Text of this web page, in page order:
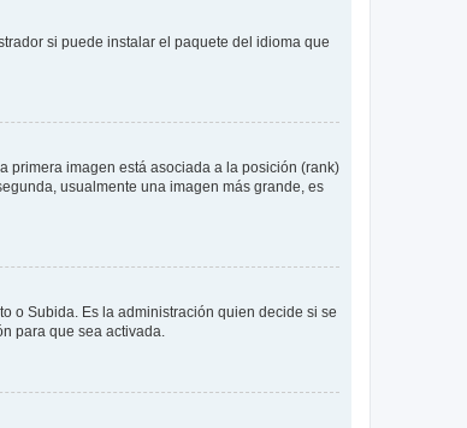
si puede instalar el paquete del idioma que
primera imagen está asociada a la posición (rank)
usualmente una imagen más grande, es
o Subida. Es la administración quien decide si se
para que sea activada.